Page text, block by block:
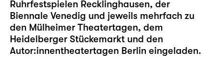
Ruhrfestspielen Recklinghausen, der
Biennale Venedig und jeweils mehrfach zu
den Mülheimer Theatertagen, dem
Heidelberger Stückemarkt und den
Autor:innentheatertagen Berlin eingeladen.